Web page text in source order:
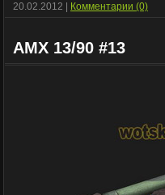
20.02.2012
Комментарии (0)
AMX 13/90 #13